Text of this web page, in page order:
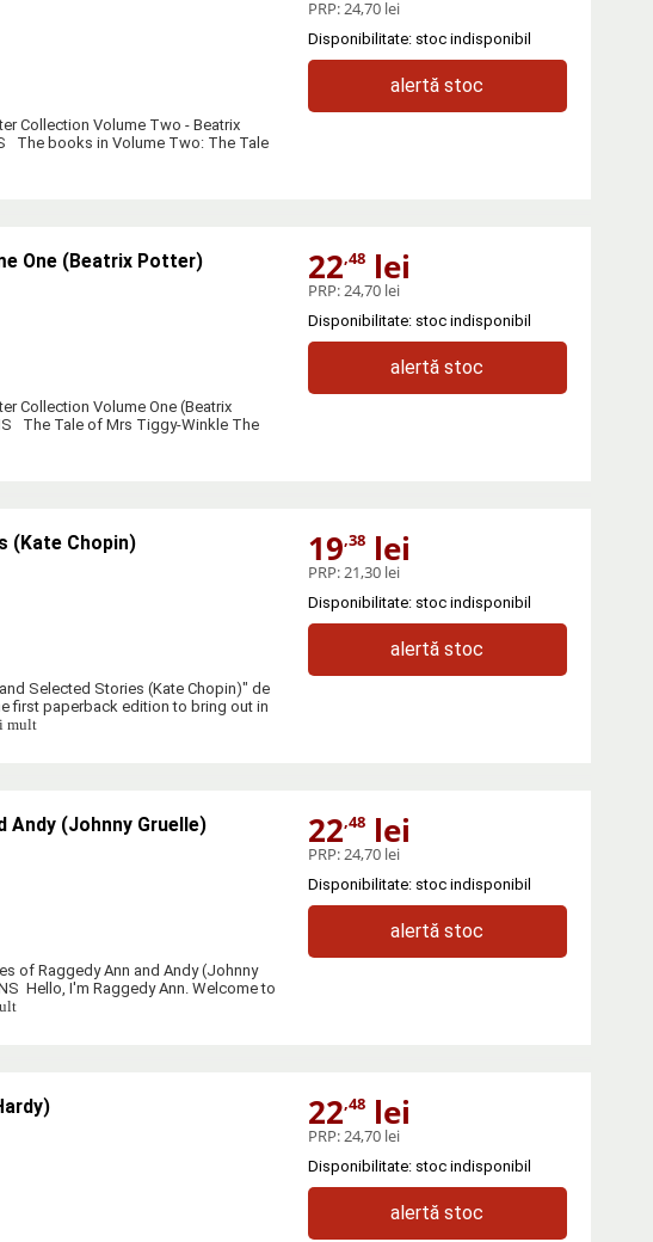
Collection Volume Two - Beatrix
The books in Volume Two: The Tale
PRP:24,70 lei
Disponibilitate: stoc indisponibil
alertă stoc
One (Beatrix Potter)
Collection Volume One (Beatrix
The Tale of Mrs Tiggy-Winkle The
22,48lei
PRP:24,70 lei
Disponibilitate: stoc indisponibil
alertă stoc
(Kate Chopin)
Selected Stories (Kate Chopin)" de
first paperback edition to bring out in
mult
19,38lei
PRP:21,30 lei
Disponibilitate: stoc indisponibil
alertă stoc
Andy (Johnny Gruelle)
of Raggedy Ann and Andy (Johnny
Hello, I'm Raggedy Ann. Welcome to
22,48lei
PRP:24,70 lei
Disponibilitate: stoc indisponibil
alertă stoc
22,48lei
PRP:24,70 lei
Disponibilitate: stoc indisponibil
alertă stoc